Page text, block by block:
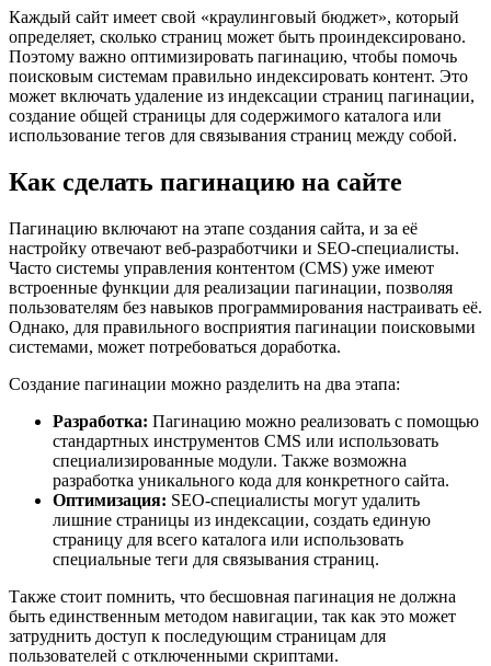
Каждый сайт имеет свой «краулинговый бюджет», который
определяет, сколько страниц может быть проиндексировано.
Поэтому важно оптимизировать пагинацию, чтобы помочь
поисковым системам правильно индексировать контент. Это
может включать удаление из индексации страниц пагинации,
создание общей страницы для содержимого каталога или
использование тегов для связывания страниц между собой.
Как сделать пагинацию на сайте
Пагинацию включают на этапе создания сайта, и за её
настройку отвечают веб-разработчики и SEO-специалисты.
Часто системы управления контентом (CMS) уже имеют
встроенные функции для реализации пагинации, позволяя
пользователям без навыков программирования настраивать её.
Однако, для правильного восприятия пагинации поисковыми
системами, может потребоваться доработка.
Создание пагинации можно разделить на два этапа:
Разработка: Пагинацию можно реализовать с помощью
стандартных инструментов CMS или использовать
специализированные модули. Также возможна
разработка уникального кода для конкретного сайта.
Оптимизация: SEO-специалисты могут удалить
лишние страницы из индексации, создать единую
страницу для всего каталога или использовать
специальные теги для связывания страниц.
Также стоит помнить, что бесшовная пагинация не должна
быть единственным методом навигации, так как это может
затруднить доступ к последующим страницам для
пользователей с отключенными скриптами.